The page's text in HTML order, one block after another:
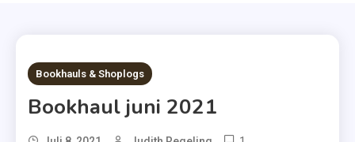
8 MINS READ
Bookhauls & Shoplogs
Bookhaul juni 2021